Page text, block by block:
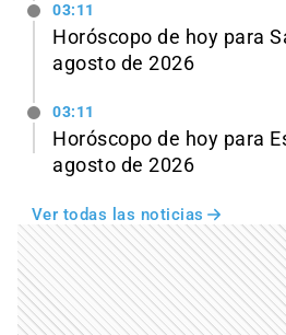
03:11
Horóscopo de hoy para
agosto de 2026
03:11
Horóscopo de hoy para
agosto de 2026
Ver todas las noticias